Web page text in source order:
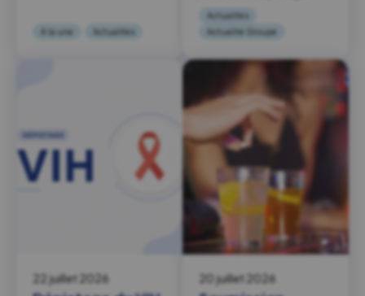
À la une Actualités
Actualités
Actualité Groupe
22 juillet 2026 20 juillet 2026